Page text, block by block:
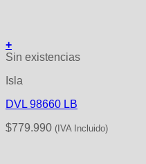
+
Sin existencias
Isla
DVL 98660 LB
$779.990 (IVA Incluido)